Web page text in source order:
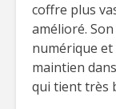
coffre plus
amélioré.
numérique et
maintien
qui tient très